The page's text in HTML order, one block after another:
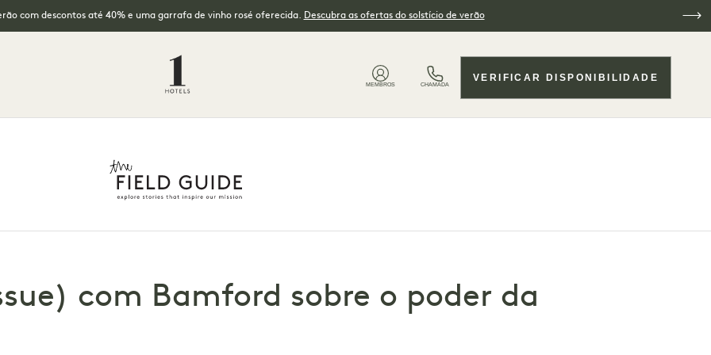
com descontos até 40% e uma garrafa de vinho rosé oferecida. Descubra as ofertas do solstício de verão
MEMBROS CHAMADA
VERIFICAR DISPONIBILIDADE
com Bamford sobre o poder da